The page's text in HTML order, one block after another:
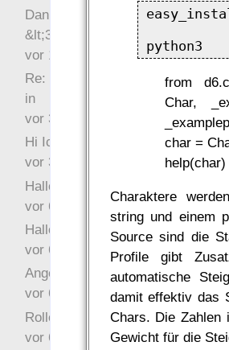
from
Char,
char =
help(char)
Charaktere
string und einem
Source sind die
Profile gibt
automatische
damit effektiv das
Chars. Die Zahlen
Gewicht für die
Danke für das Statement
&lt;3
vor 1 Jahr 48 Wochen
Re: Hi Ich bin völlig neu
in
vor 3 Jahre 33 Wochen
Hi Ich bin völlig neu in
vor 3 Jahre 46 Wochen
Hallo Ochrasylion
vor 6 Jahre 10 Wochen
Hallo Drak
vor 6 Jahre 10 Wochen
Angefragt
vor 6 Jahre 10 Wochen
Rollenspielrunde
vor 6 Jahre 10 Wochen